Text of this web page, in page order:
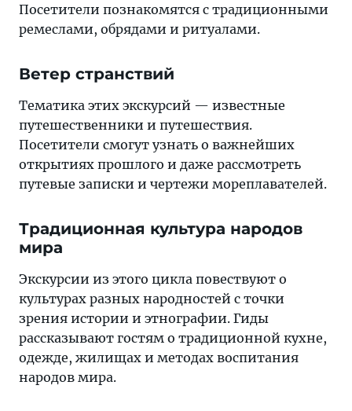
Посетители познакомятся с традиционными
ремеслами, обрядами и ритуалами.
Ветер странствий
Тематика этих экскурсий — известные
путешественники и путешествия.
Посетители смогут узнать о важнейших
открытиях прошлого и даже рассмотреть
путевые записки и чертежи мореплавателей.
Традиционная культура народов
мира
Экскурсии из этого цикла повествуют о
культурах разных народностей с точки
зрения истории и этнографии. Гиды
рассказывают гостям о традиционной кухне,
одежде, жилищах и методах воспитания
народов мира.